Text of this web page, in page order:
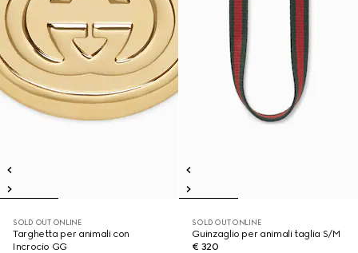
SOLD OUT ONLINE
Targhetta per animali con
Incrocio GG
SOLD OUT ONLINE
Guinzaglio per animali taglia S/M
€ 320